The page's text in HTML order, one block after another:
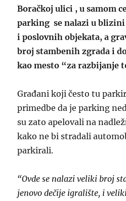
Boračkoj ulici , u samom
parking se nalazi u
i poslovnih objekata, a
broj stambenih zgrada i
kao mesto “za razbijanje
Građani koji često tu
primedbe da je parking
su zato apelovali na
kako ne bi stradali
parkirali.
“Ovde se nalazi veliki broj
jenovo dečije igralište, i